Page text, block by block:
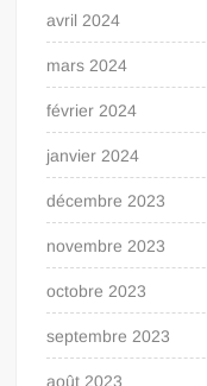
avril 2024
mars 2024
février 2024
janvier 2024
décembre 2023
novembre 2023
octobre 2023
septembre 2023
août 2023